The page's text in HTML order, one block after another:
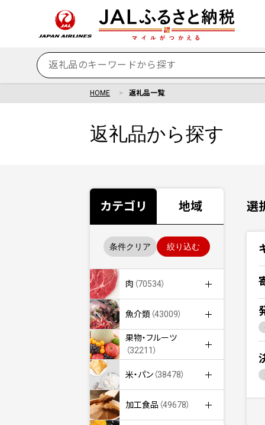
HOME 返礼品一覧
返礼品から探す
カテゴリ 地域
条件クリア 絞り込む
肉 （70534）
魚介類 （43009）
果物・フルーツ
（32211）
米・パン （38478）
加工食品 （49678）
選